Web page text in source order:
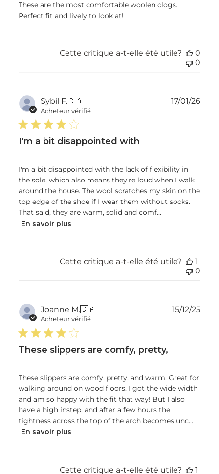
These are the most comfortable woolen clogs.
Perfect fit and lively to look at!
Cette critique a-t-elle été utile?
0
0
Sybil F.🇨🇦
Acheteur vérifié
I'm a bit disappointed with
I'm a bit disappointed with the lack of flexibility in
the sole, which also means they're loud when I walk
around the house. The wool scratches my skin on the
top edge of the shoe if I wear them without socks.
That said, they are warm, solid and comf...
En savoir plus
Date
17/01/26
Cette critique a-t-elle été utile?
1
0
Joanne M.🇨🇦
Acheteur vérifié
These slippers are comfy, pretty,
These slippers are comfy, pretty, and warm. Great for
walking around on wood floors. I got the wide width
and am so happy with the fit that way! But I also
have a high instep, and after a few hours the
tightness across the top of the arch becomes unc...
En savoir plus
Date
15/12/25
Cette critique a-t-elle été utile? 1